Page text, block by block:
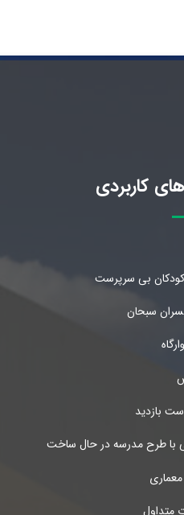
کاربردی
کودکان بی سرپرست
سبحان
بازدید
با طرح مدرسه در حال ساخت
متداول